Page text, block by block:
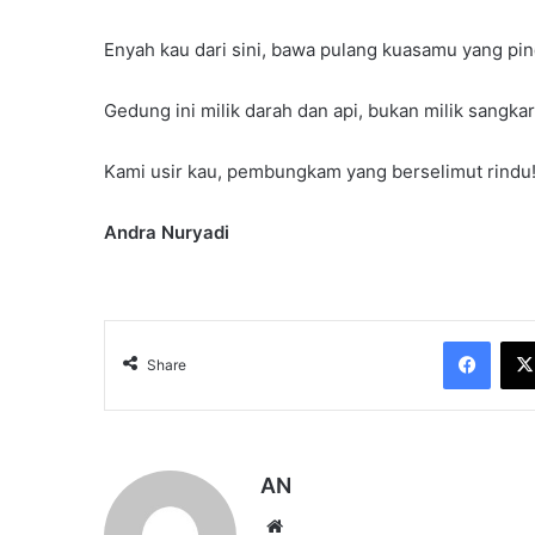
Enyah kau dari sini, bawa pulang kuasamu yang
Gedung ini milik darah dan api, bukan milik
Kami usir kau, pembungkam yang berselimut rindu!
Andra Nuryadi
Share
AN